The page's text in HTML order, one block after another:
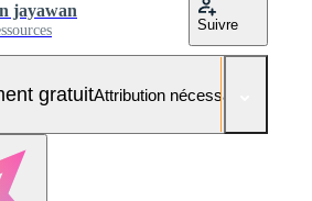
jayawan
Suivre
gratuitAttribution nécessaire